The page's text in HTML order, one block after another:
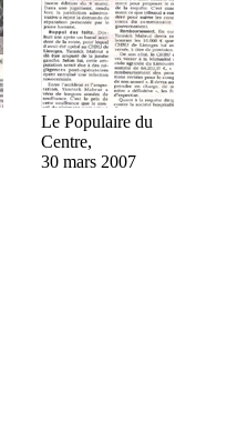
Le Populaire du
Centre,
30 mars 2007